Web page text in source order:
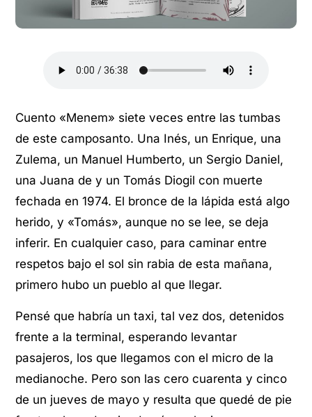
Cuento «Menem» siete veces entre las tumbas
de este camposanto. Una Inés, un Enrique, una
Zulema, un Manuel Humberto, un Sergio Daniel,
una Juana de y un Tomás Diogil con muerte
fechada en 1974. El bronce de la lápida está algo
herido, y «Tomás», aunque no se lee, se deja
inferir. En cualquier caso, para caminar entre
respetos bajo el sol sin rabia de esta mañana,
primero hubo un pueblo al que llegar.
Pensé que habría un taxi, tal vez dos, detenidos
frente a la terminal, esperando levantar
pasajeros, los que llegamos con el micro de la
medianoche. Pero son las cero cuarenta y cinco
de un jueves de mayo y resulta que quedé de pie